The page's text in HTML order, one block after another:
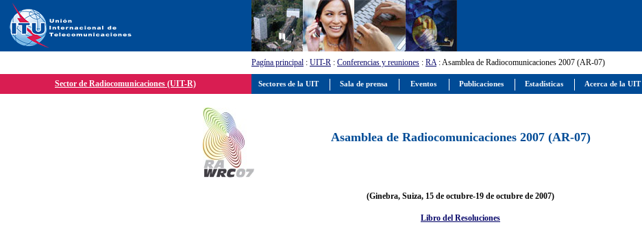
Pagína principal : UIT-R : Conferencias y reuniones : RA: Asamblea de Radiocomunicaciones 2007 (AR-07)
Sector de Radiocomunicaciones (UIT-R)
Asamblea de Radiocomunicaciones 2007 (AR-07)
(Ginebra, Suiza, 15 de octubre-19 de octubre de 2007)
Libro del Resoluciones
Sectores de la UIT Sala de prensa Eventos Publicaciones Estadísticas Acerca de la UIT